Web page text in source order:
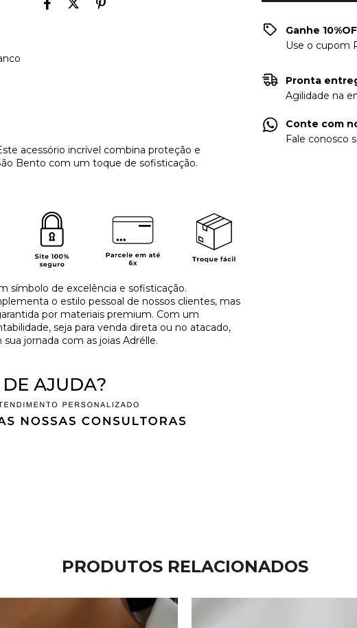
acessório incrível combina proteção e
Bento com um toque de sofisticação.
símbolo de excelência e sofisticação.
o estilo pessoal de nossos clientes, mas
por materiais premium. Com um
seja para venda direta ou no atacado,
jornada com as joias Adrélle.
Ganhe
Use o cupom
Pronta
Agilidade na
Conte com
Fale conosco
PRODUTOS RELACIONADOS